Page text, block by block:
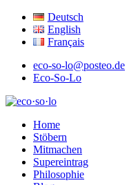
Deutsch
English
Français
eco-so-lo@posteo.de
Eco-So-Lo
eco·so·lo
Home
Stöbern
Mitmachen
Supereintrag
Philosophie